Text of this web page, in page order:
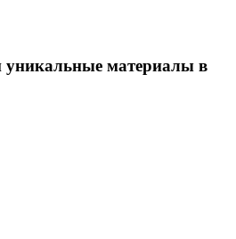
материалы в